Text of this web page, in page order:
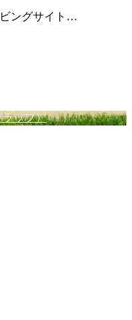
ングサイト…
ップ）